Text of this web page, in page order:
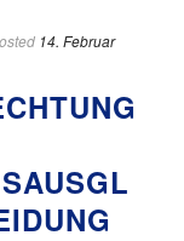
14. Februar